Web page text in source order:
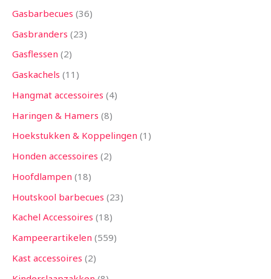
Gasbarbecues 36
Gasbranders 23
Gasflessen 2
Gaskachels 11
Hangmat accessoires 4
Haringen & Hamers 8
Hoekstukken & Koppelingen 1
Honden accessoires 2
Hoofdlampen 18
Houtskool barbecues 23
Kachel Accessoires 18
Kampeerartikelen 559
Kast accessoires 2